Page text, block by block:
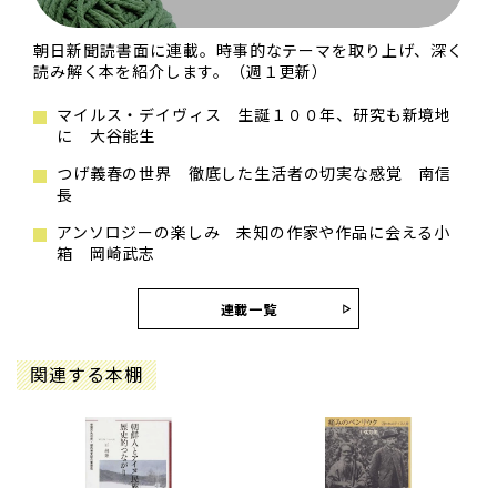
朝日新聞読書面に連載。時事的なテーマを取り上げ、深く
読み解く本を紹介します。（週１更新）
マイルス・デイヴィス 生誕１００年、研究も新境地
に 大谷能生
つげ義春の世界 徹底した生活者の切実な感覚 南信
長
アンソロジーの楽しみ 未知の作家や作品に会える小
箱 岡崎武志
連載一覧
関連する本棚